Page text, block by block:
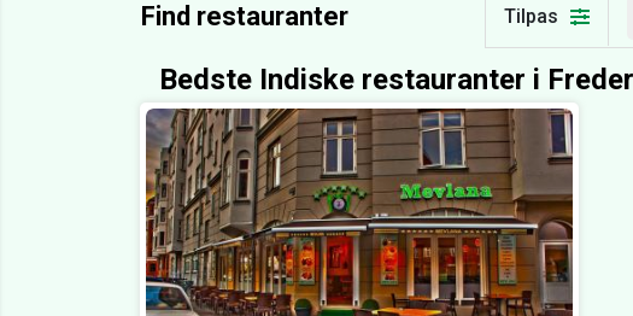
Find restauranter Tilpas
Bedste Indiske restauranter i